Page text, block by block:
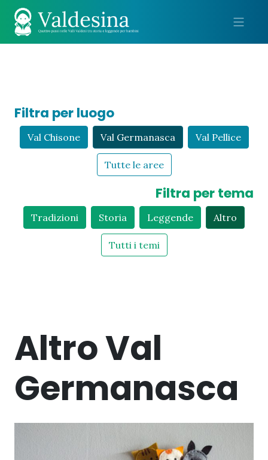
Filtra per luogo
Val Chisone Val Germanasca Val Pellice
Tutte le aree
Filtra per tema
Tradizioni Storia Leggende Altro
Tutti i temi
Altro Val
Germanasca